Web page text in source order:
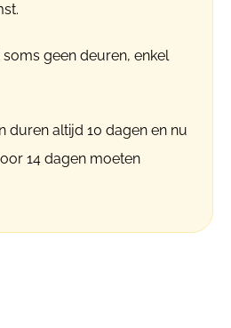
soms geen deuren, enkel
duren altijd 10 dagen en nu
14 dagen moeten